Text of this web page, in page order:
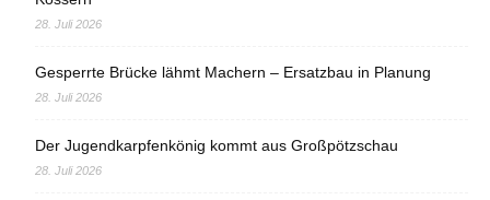
28. Juli 2026
Gesperrte Brücke lähmt Machern – Ersatzbau in Planung
28. Juli 2026
Der Jugendkarpfenkönig kommt aus Großpötzschau
28. Juli 2026